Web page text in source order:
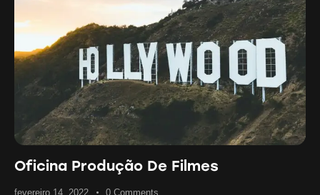
Oficina Produção De Filmes
fevereiro 14, 2022 0 Comments